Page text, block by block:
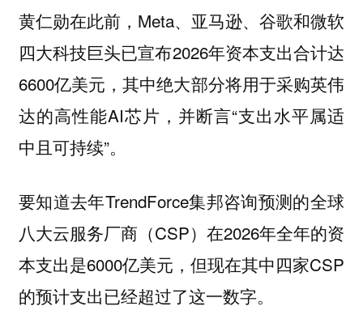
黄仁勋在此前，Meta、亚马逊、谷歌和微软
四大科技巨头已宣布2026年资本支出合计达
6600亿美元，其中绝大部分将用于采购英伟
达的高性能AI芯片，并断言“支出水平属适
中且可持续”。
要知道去年TrendForce集邦咨询预测的全球
八大云服务厂商（CSP）在2026年全年的资
本支出是6000亿美元，但现在其中四家CSP
的预计支出已经超过了这一数字。